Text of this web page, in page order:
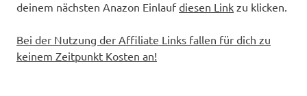
deinem nächsten Anazon Einlaufdiesen Link zu klicken.
Bei der Nutzung der Affiliate Links fallen für dich zu
keinem Zeitpunkt Kosten an!